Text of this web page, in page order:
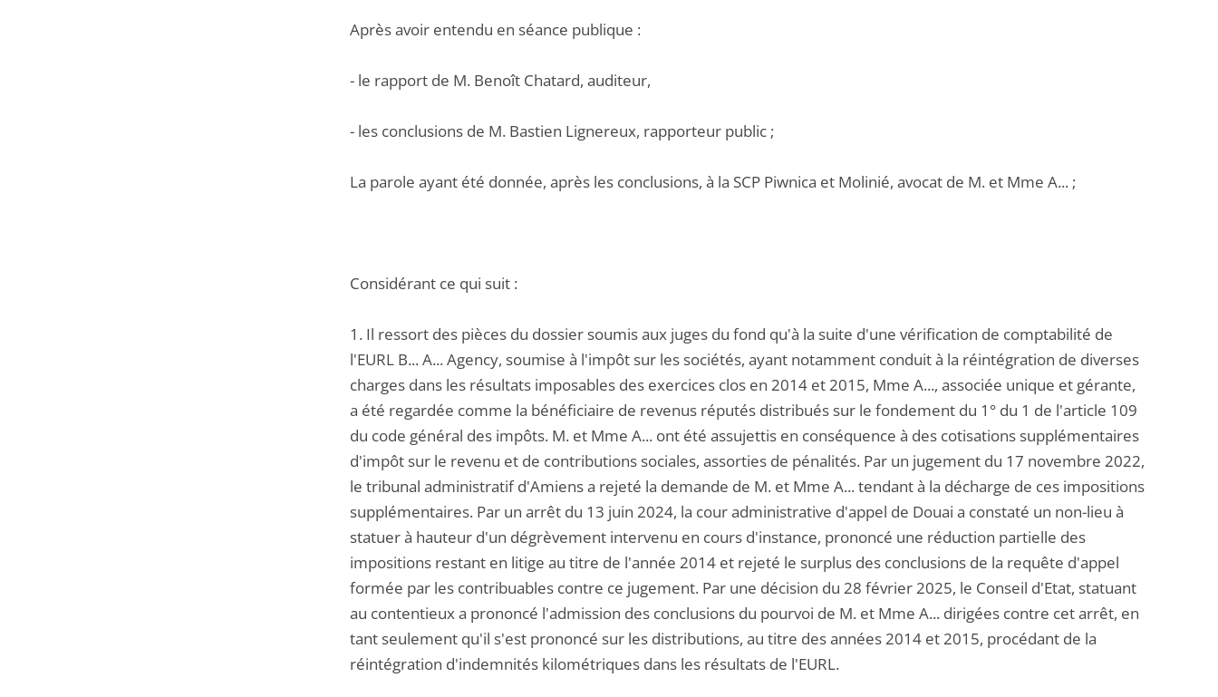
Après avoir entendu en séance publique :
- le rapport de M. Benoît Chatard, auditeur,
- les conclusions de M. Bastien Lignereux, rapporteur public ;
La parole ayant été donnée, après les conclusions, à la SCP Piwnica et Molinié, avocat de M. et Mme A... ;
Considérant ce qui suit :
1. Il ressort des pièces du dossier soumis aux juges du fond qu'à la suite d'une vérification de comptabilité de
l'EURL B... A... Agency, soumise à l'impôt sur les sociétés, ayant notamment conduit à la réintégration de diverses
charges dans les résultats imposables des exercices clos en 2014 et 2015, Mme A..., associée unique et gérante,
a été regardée comme la bénéficiaire de revenus réputés distribués sur le fondement du 1° du 1 de l'article 109
du code général des impôts. M. et Mme A... ont été assujettis en conséquence à des cotisations supplémentaires
d'impôt sur le revenu et de contributions sociales, assorties de pénalités. Par un jugement du 17 novembre 2022,
le tribunal administratif d'Amiens a rejeté la demande de M. et Mme A... tendant à la décharge de ces impositions
supplémentaires. Par un arrêt du 13 juin 2024, la cour administrative d'appel de Douai a constaté un non-lieu à
statuer à hauteur d'un dégrèvement intervenu en cours d'instance, prononcé une réduction partielle des
impositions restant en litige au titre de l'année 2014 et rejeté le surplus des conclusions de la requête d'appel
formée par les contribuables contre ce jugement. Par une décision du 28 février 2025, le Conseil d'Etat, statuant
au contentieux a prononcé l'admission des conclusions du pourvoi de M. et Mme A... dirigées contre cet arrêt, en
tant seulement qu'il s'est prononcé sur les distributions, au titre des années 2014 et 2015, procédant de la
réintégration d'indemnités kilométriques dans les résultats de l'EURL.